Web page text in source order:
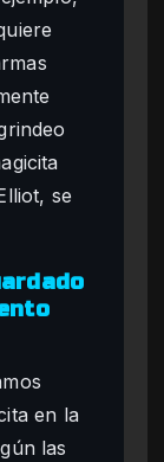
se
en la
las